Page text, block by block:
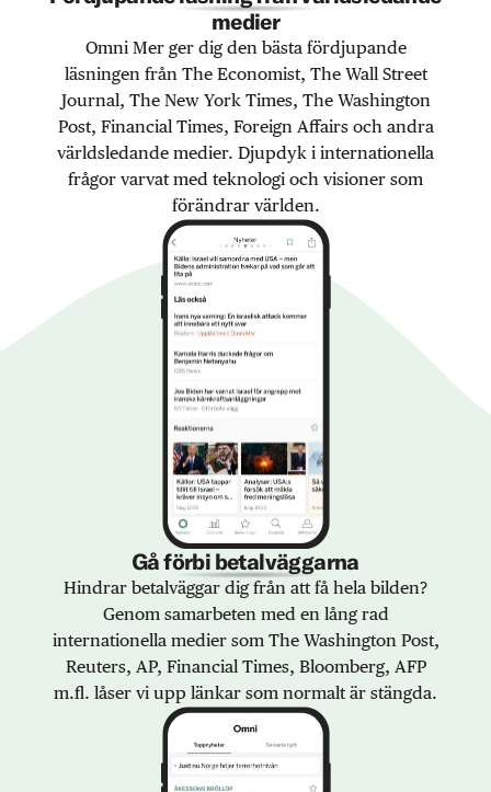
medier
Omni Mer ger dig den bästa fördjupande
läsningen från The Economist, The Wall Street
Journal, The New York Times, The Washington
Post, Financial Times, Foreign Affairs och andra
världsledande medier. Djupdyk i internationella
frågor varvat med teknologi och visioner som
förändrar världen.
Gå förbi betalväggarna
Hindrar betalväggar dig från att få hela bilden?
Genom samarbeten med en lång rad
internationella medier som The Washington Post,
Reuters, AP, Financial Times, Bloomberg, AFP
m.fl. låser vi upp länkar som normalt är stängda.